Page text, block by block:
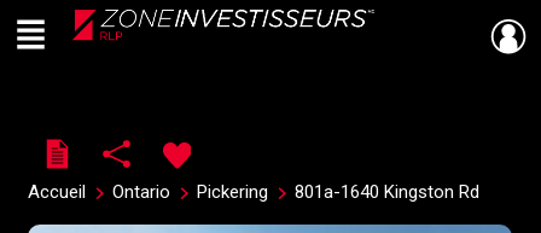
Live
En Direct
Menu
Accueil Ontario Pickering 801a-1640 Kingston Rd